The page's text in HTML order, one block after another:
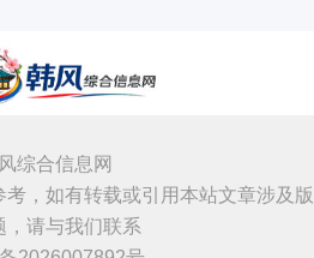
综合信息网
，如有转载或引用本站文章涉及版
，请与我们联系